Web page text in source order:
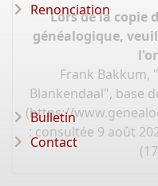
Lors de la copie
généalogique,
Frank Bakkum,
Blankendaal", base
(https://
: consultée 9 août
Renonciation
Bulletin
Contact